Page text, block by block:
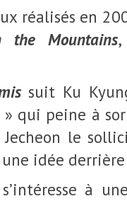
réalisés en
the Mountains,
suit Ku
qui peine à
le
idée
à